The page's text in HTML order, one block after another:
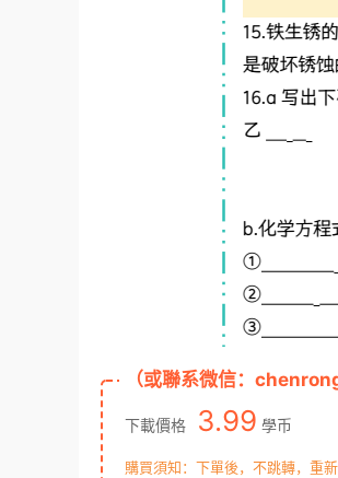
（或聯系微信：
下載價格 3.99 學币
購買須知：下單後，不跳轉，重